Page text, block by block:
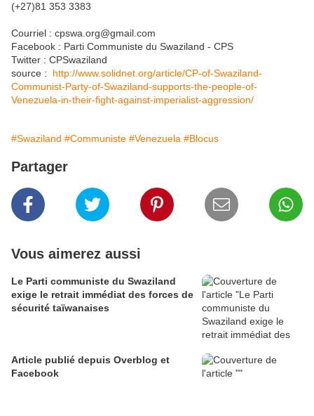
(+27)81 353 3383
Courriel : cpswa.org@gmail.com
Facebook : Parti Communiste du Swaziland - CPS
Twitter : CPSwaziland
source : http://www.solidnet.org/article/CP-of-Swaziland-
Communist-Party-of-Swaziland-supports-the-people-of-
Venezuela-in-their-fight-against-imperialist-aggression/
#Swaziland #Communiste #Venezuela #Blocus
Partager
Vous aimerez aussi
Le Parti communiste du Swaziland
exige le retrait immédiat des forces de
sécurité taïwanaises
Article publié depuis Overblog et
Facebook